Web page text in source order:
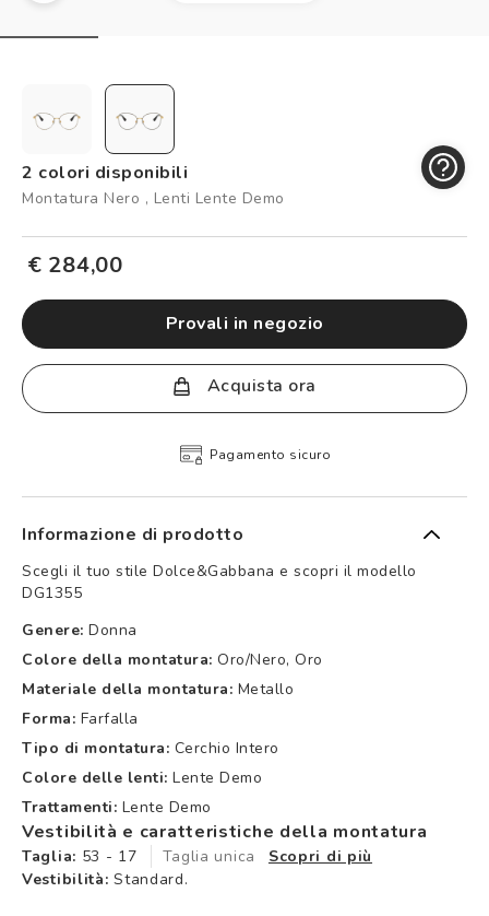
Controllo visivo
Logout
2 colori disponibili
Montatura Nero , Lenti Lente Demo
€ 284,00
provali in negozio
Acquista ora
Pagamento sicuro
Informazione di prodotto
Scegli il tuo stile Dolce&Gabbana e scopri il modello
DG1355
Genere: Donna
Colore della montatura: Oro/nero, Oro
Materiale della montatura: Metallo
Forma: Farfalla
Tipo di montatura: Cerchio Intero
Colore delle lenti: Lente Demo
Trattamenti: Lente Demo
Vestibilità e caratteristiche della montatura
Taglia: 53 - 17 Taglia unica
Scopri di più
Vestibilità: Standard.